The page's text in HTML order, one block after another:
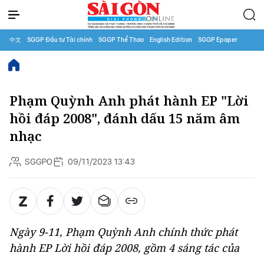
中文 SGGP Đầu tư Tài chính SGGP Thể Thao English Edition SGGP Epaper
Phạm Quỳnh Anh phát hành EP "Lời
hồi đáp 2008", đánh dấu 15 năm âm
nhạc
SGGPO 09/11/2023 13:43
Ngày 9-11, Phạm Quỳnh Anh chính thức phát
hành EPLời hồi đáp 2008, gồm 4 sáng tác của